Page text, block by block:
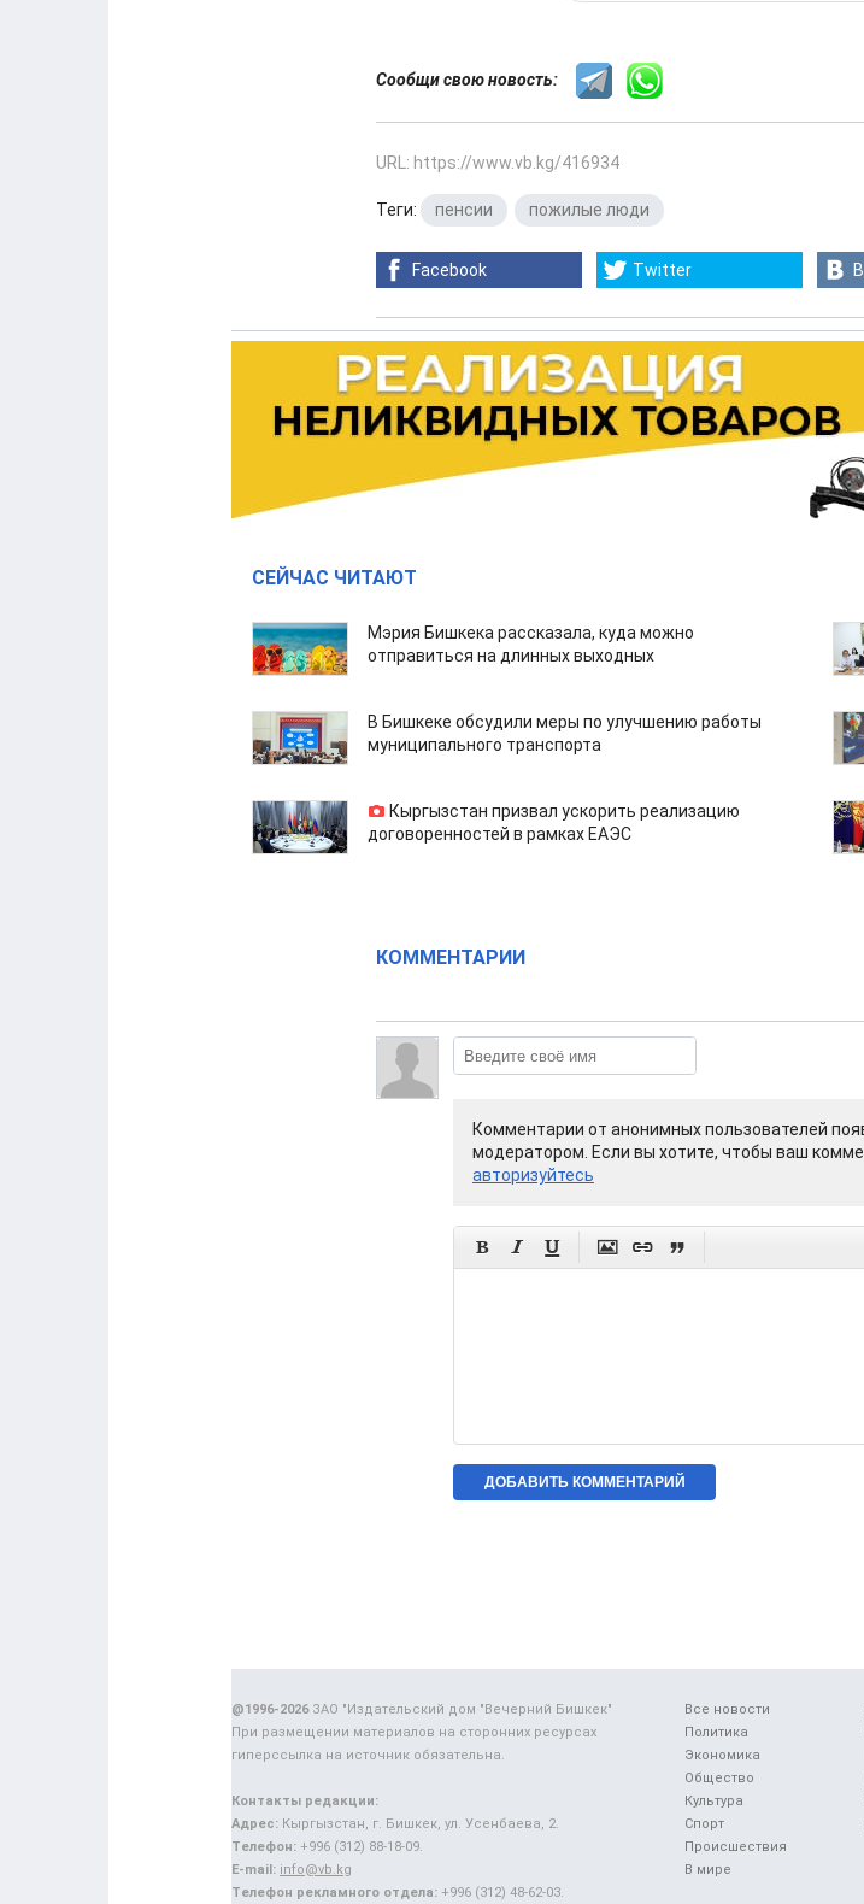
Сообщи свою новость:
URL: https://www.vb.kg/416934
Теги: пенсии пожилые люди
Facebook Twitter
СЕЙЧАС ЧИТАЮТ
Мэрия Бишкека рассказала, куда можно
отправиться на длинных выходных
В Бишкеке обсудили меры по улучшению работы
муниципального транспорта
Кыргызстан призвал ускорить реализацию
договоренностей в рамках ЕАЭС
КОММЕНТАРИИ
Комментарии от анонимных пользователей
модератором. Если вы хотите, чтобы ваш
авторизуйтесь
     
Все новости
Политика
Экономика
Общество
Культура
Спорт
Происшествия
В мире
@1996-2026ЗАО "Издательский дом "Вечерний Бишкек"
При размещении материалов на сторонних ресурсах
гиперссылка на источник обязательна.
Контакты редакции:
Адрес: Кыргызстан, г. Бишкек, ул. Усенбаева, 2.
Телефон: +996 (312) 88-18-09.
E-mail: info@vb.kg
Телефон рекламного отдела: +996 (312) 48-62-03.